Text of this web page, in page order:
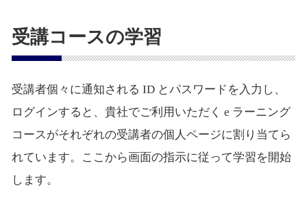
受講コースの学習
受講者個々に通知される ID とパスワードを入力し、
ログインすると、貴社でご利用いただく e ラーニング
コースがそれぞれの受講者の個人ページに割り当てら
れています。ここから画面の指示に従って学習を開始
します。